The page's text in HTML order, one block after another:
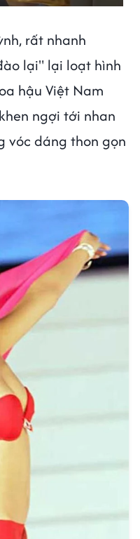
rất nhanh
lại" lại loạt hình
hậu Việt Nam
ngợi tới nhan
vóc dáng thon gọn